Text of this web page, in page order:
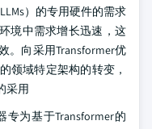
）的专用硬件的需求
境中需求增长迅速，这
。向采用Transformer优
领域特定架构的转变，
采用
专为基于Transformer的